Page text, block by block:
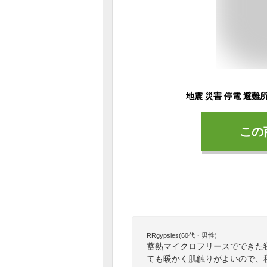
こ
RRgypsies(60代・男性)
蓄熱マイクロフリースででき
ても暖かく肌触りがよいので